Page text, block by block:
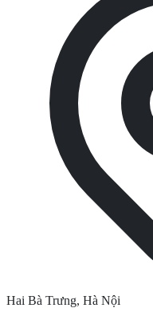
Hai Bà Trưng, Hà Nội